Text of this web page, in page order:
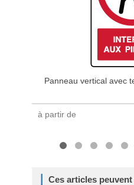
Panneau vertical avec
à partir de
Ces articles